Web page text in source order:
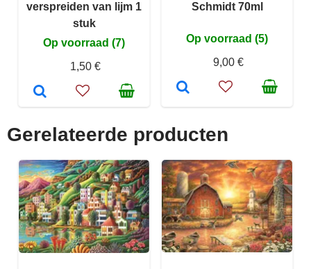
verspreiden van lijm 1
stuk
Op voorraad (7)
1,50 €
Schmidt 70ml
Op voorraad (5)
9,00 €
Gerelateerde producten